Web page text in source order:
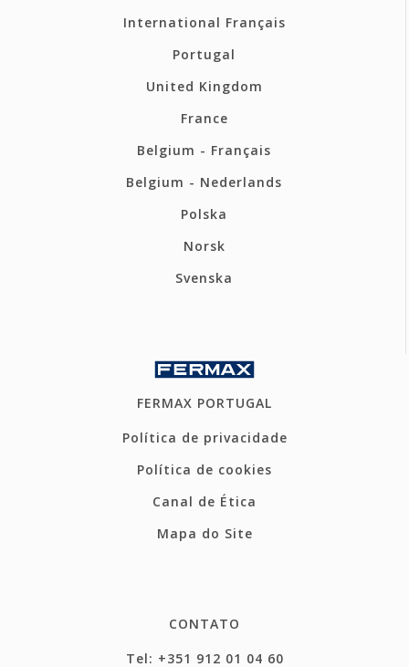
International Français
Portugal
United Kingdom
France
Belgium - Français
Belgium - Nederlands
Polska
Norsk
Svenska
FERMAX PORTUGAL
Política de privacidade
Política de cookies
Canal de Ética
Mapa do Site
CONTATO
Tel: +351 912 01 04 60